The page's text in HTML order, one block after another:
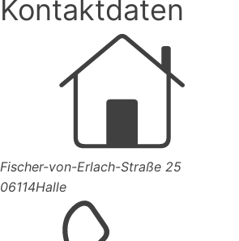
Kontaktdaten
Fischer-von-Erlach-Straße 25
06114Halle